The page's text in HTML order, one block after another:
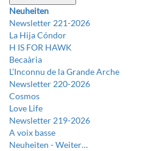
Neuheiten
Newsletter 221-2026
La Hija Cóndor
H IS FOR HAWK
Becaària
L’Inconnu de la Grande Arche
Newsletter 220-2026
Cosmos
Love Life
Newsletter 219-2026
A voix basse
Neuheiten -Weiter…